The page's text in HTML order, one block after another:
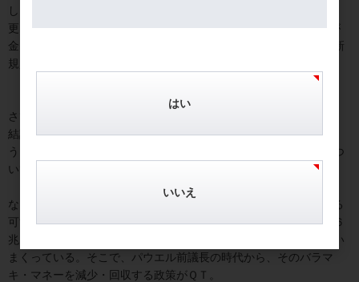
しに動くよ。
更に、マクロ視点では、SpaceXで儲かった巨額のマネーの一部が
金に流入する可能性もあろう。これは、「買い戻し」ではなく「新
規買い」だ。
さて、金市場を待ち受ける次のハードルは、新議長で初のFOMC。
結論から言うと、ウォーシュ氏は、今回、無難に切り抜けると思
う。勿論、政策金利は据え置き。年末まで利上げか利下げか、につ
いては、明確な指針は未だ出せる状況にはない。
なお、金市場が最も恐れるのは、量的引き締め（ＱＴ）を拡大する
可能性。分かり安く言えば、量的緩和でバラまいたマネーがまだ６
兆ドル強も市場内に滞留して「過剰流動性」と化し、株や金を買い
まくっている。そこで、パウエル前議長の時代から、そのバラマ
キ・マネーを減少・回収する政策がＱＴ。
はい
いいえ